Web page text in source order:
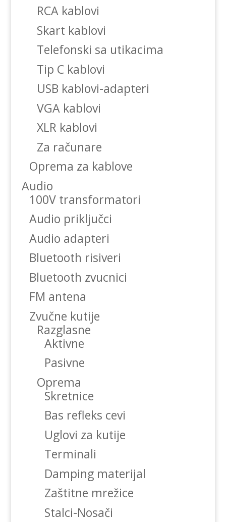
RCA kablovi
Skart kablovi
Telefonski sa utikacima
Tip C kablovi
USB kablovi-adapteri
VGA kablovi
XLR kablovi
Za računare
Oprema za kablove
Audio
100V transformatori
Audio priključci
Audio adapteri
Bluetooth risiveri
Bluetooth zvucnici
FM antena
Zvučne kutije
Razglasne
Aktivne
Pasivne
Oprema
Skretnice
Bas refleks cevi
Uglovi za kutije
Terminali
Damping materijal
Zaštitne mrežice
Stalci-Nosači